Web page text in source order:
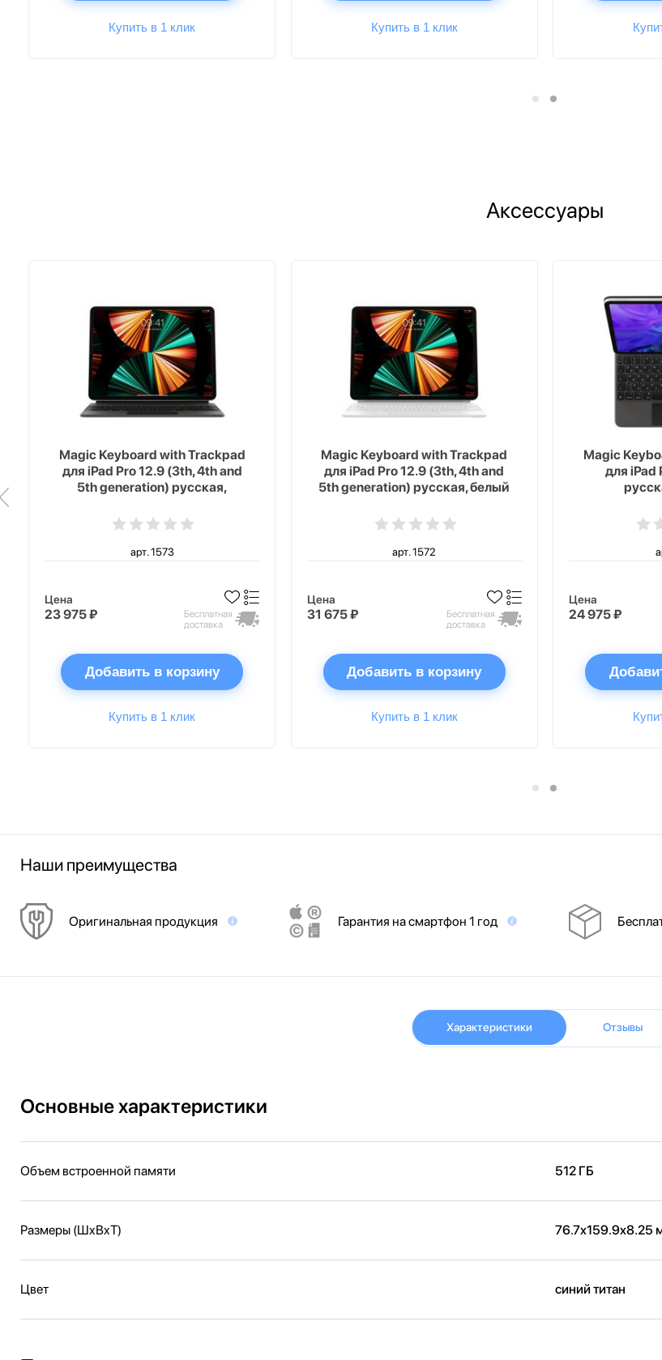
Купить в 1 клик Купить в 1 клик
Аксессуары
Magic Keyboard with Trackpad
для iPad Pro 12.9 (3th, 4th and
5th generation) русская,
арт. 1573
Цена
23 975 ₽
Бесплатная
доставка
Добавить в корзину
Купить в 1 клик
Magic Keyboard with Trackpad
для iPad Pro 12.9 (3th, 4th and
5th generation) русская, белый
арт. 1572
Цена
31 675 ₽
Бесплатная
доставка
Добавить в корзину
Купить в 1 клик
Magic
для iPad
Цена
24 975 ₽
Наши преимущества
Оригинальная продукция Гарантия на смартфон 1 год
Характеристики Отзывы
Основные характеристики
Объем встроенной памяти 512 ГБ
Размеры (ШxВxТ) 76.7x159.9x8.25
Цвет синий титан